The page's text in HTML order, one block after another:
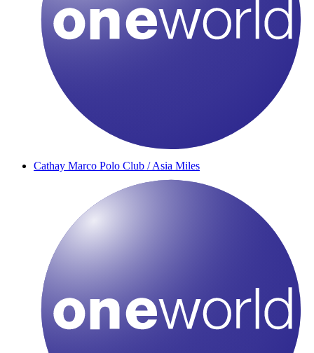
Cathay Marco Polo Club / Asia Miles